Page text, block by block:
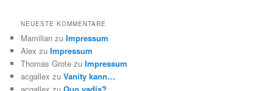
NEUESTE KOMMENTARE
Mamilian zuImpressum
Alex zuImpressum
Thomas Grote zuImpressum
acgallex zuVanity kann…
acgallex zuQuo vadis?